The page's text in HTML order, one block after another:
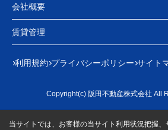
会社概要
賃貸管理
利用規約 プライバシーポリシー サイト
Copyright(c) 阪田不動産株式会社 All
当サイトでは、お客様の当サイト利用状況把握、